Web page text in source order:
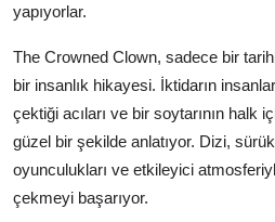
yapıyorlar.
The Crowned Clown, sadece bir
bir insanlık hikayesi. İktidarın
çektiği acıları ve bir soytarının halk
güzel bir şekilde anlatıyor. Dizi,
oyunculukları ve etkileyici
çekmeyi başarıyor.